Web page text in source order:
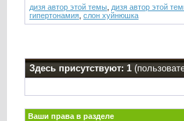
дизя автор этой темы, дизя автор этой
гипертонамия, слон хуйнюшка
Здесь присутствуют: 1
Ваши права в разделе